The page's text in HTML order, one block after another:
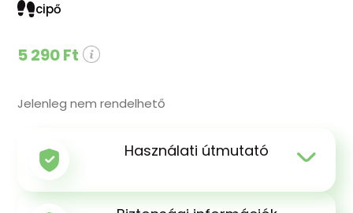
cipő
5 290 Ft
Jelenleg nem rendelhető
Használati útmutató